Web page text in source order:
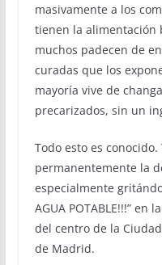
masivamente a los
tienen la alimentación
muchos padecen de
curadas que los
mayoría vive de
precarizados, sin un
Todo esto es
permanentemente la
especialmente
AGUA POTABLE!!!” en
del centro de la
de Madrid.